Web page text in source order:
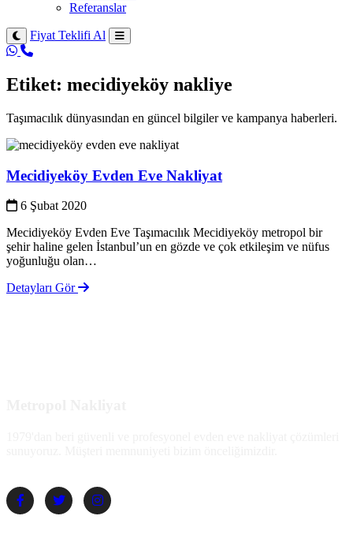
Referanslar
Fiyat Teklifi Al
Etiket: mecidiyeköy nakliye
Taşımacılık dünyasından en güncel bilgiler ve kampanya haberleri.
Mecidiyeköy Evden Eve Nakliyat
6 Şubat 2020
Mecidiyeköy Evden Eve Taşımacılık Mecidiyeköy metropol bir
şehir haline gelen İstanbul’un en gözde ve çok etkileşim ve nüfus
yoğunluğu olan…
Detayları Gör